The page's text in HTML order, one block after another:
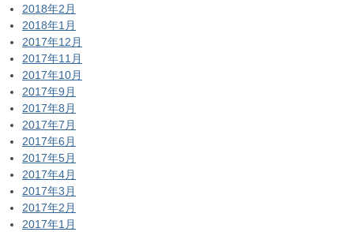
2018年2月
2018年1月
2017年12月
2017年11月
2017年10月
2017年9月
2017年8月
2017年7月
2017年6月
2017年5月
2017年4月
2017年3月
2017年2月
2017年1月